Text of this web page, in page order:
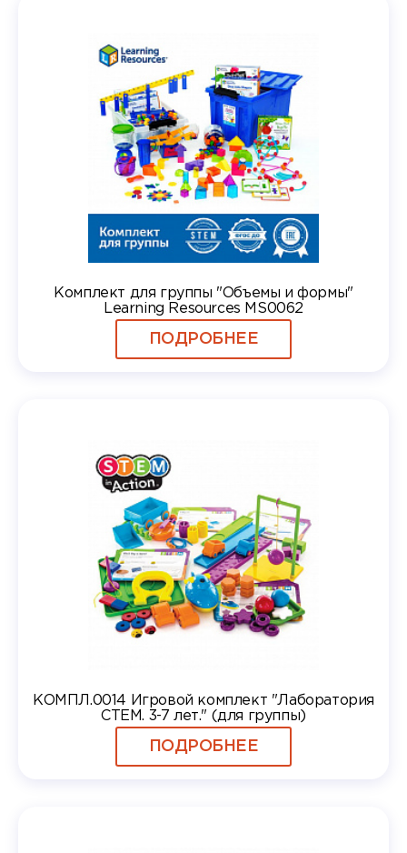
Комплект для группы "Объемы и формы"
Learning Resources MS0062
ПОДРОБНЕЕ
КОМПЛ.0014 Игровой комплект "Лаборатория
СТЕМ. 3-7 лет." (для группы)
ПОДРОБНЕЕ